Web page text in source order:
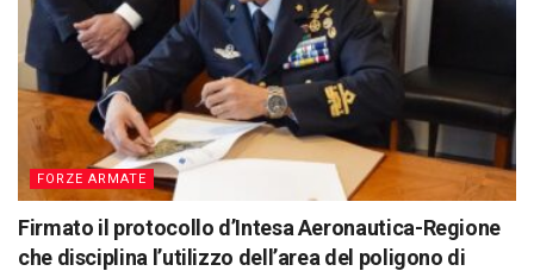
FORZE ARMATE
Firmato il protocollo d’Intesa Aeronautica-Regione
che disciplina l’utilizzo dell’area del poligono di